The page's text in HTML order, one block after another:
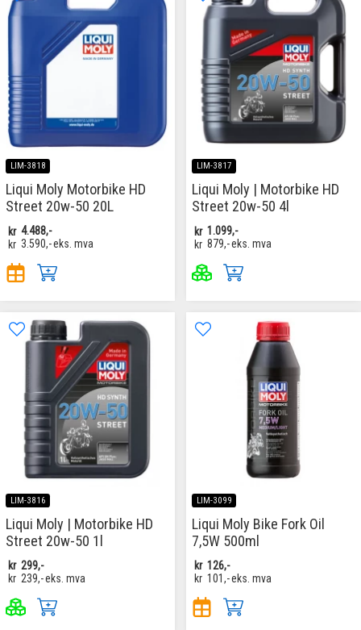
LIM-3818
Liqui Moly Motorbike HD
Street 20w-50 20L
kr 4.488,-
kr 3.590,-eks. mva
LIM-3817
Liqui Moly | Motorbike HD
Street 20w-50 4l
kr 1.099,-
kr 879,-eks. mva
LIM-3816
Liqui Moly | Motorbike HD
Street 20w-50 1l
kr 299,-
kr 239,-eks. mva
LIM-3099
Liqui Moly Bike Fork Oil
7,5W 500ml
kr 126,-
kr 101,-eks. mva